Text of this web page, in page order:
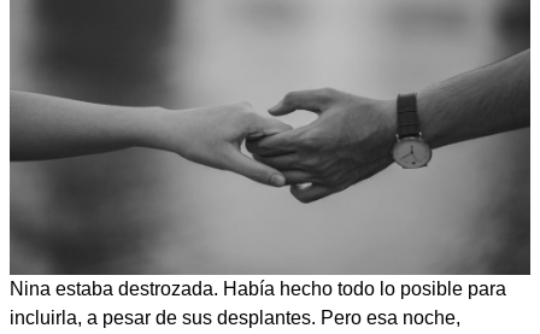
Nina estaba destrozada. Había hecho todo lo posible para
incluirla, a pesar de sus desplantes. Pero esa noche,